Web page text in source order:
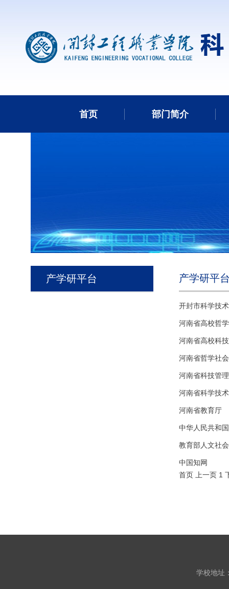
首页 部门简介
产学研平台 产学研平
开封市科学技
河南省高校哲
河南省高校科
河南省哲学社
河南省科技管
河南省科学技
河南省教育厅
中华人民共和
教育部人文社
中国知网
首页
上一页 1
学校地址